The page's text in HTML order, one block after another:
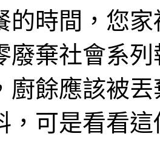
的時間，您
廢棄社會系
廚餘應該被
，可是看看